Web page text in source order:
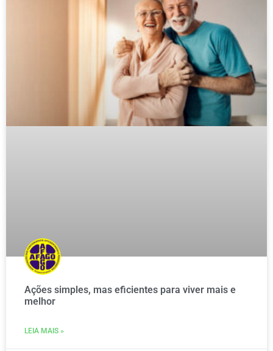
Ações simples, mas eficientes para viver mais e
melhor
LEIA MAIS »